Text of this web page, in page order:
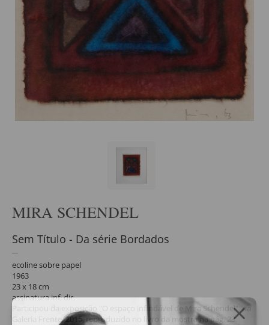
MIRA SCHENDEL
Sem Título - Da série Bordados
ecoline sobre papel
1963
23 x 18 cm
assinatura inf. dir.
Participou da exposição "O espaço infindável de Mira Schendel", na
Galeria Frente, 2015, reproduzido no livro da mostra na pág. 23.